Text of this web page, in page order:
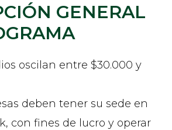
GENERAL
oscilan entre $30.000 y
deben tener su sede en
con fines de lucro y operar